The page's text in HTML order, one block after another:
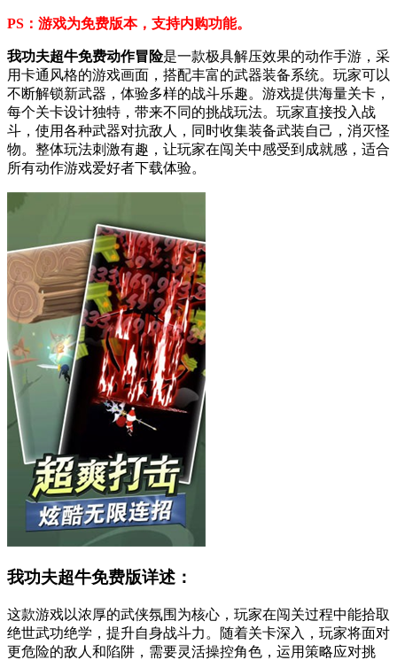
PS：游戏为免费版本，支持内购功能。
我功夫超牛免费动作冒险是一款极具解压效果的动作手游，采
用卡通风格的游戏画面，搭配丰富的武器装备系统。玩家可以
不断解锁新武器，体验多样的战斗乐趣。游戏提供海量关卡，
每个关卡设计独特，带来不同的挑战玩法。玩家直接投入战
斗，使用各种武器对抗敌人，同时收集装备武装自己，消灭怪
物。整体玩法刺激有趣，让玩家在闯关中感受到成就感，适合
所有动作游戏爱好者下载体验。
我功夫超牛免费版详述：
这款游戏以浓厚的武侠氛围为核心，玩家在闯关过程中能拾取
绝世武功绝学，提升自身战斗力。随着关卡深入，玩家将面对
更危险的敌人和陷阱，需要灵活操控角色，运用策略应对挑